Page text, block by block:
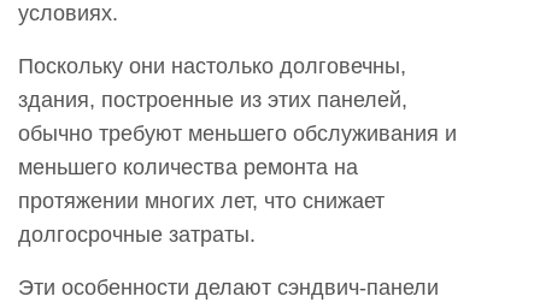
условиях.
Поскольку они настолько долговечны,
здания, построенные из этих панелей,
обычно требуют меньшего обслуживания и
меньшего количества ремонта на
протяжении многих лет, что снижает
долгосрочные затраты.
Эти особенности делают сэндвич-панели